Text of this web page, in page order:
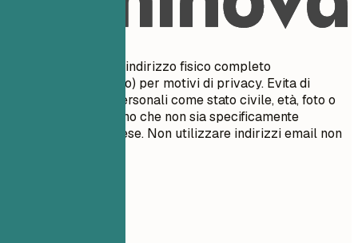
Non includere il tuo indirizzo fisico completo
(numero/nome civico) per motivi di privacy. Evita di
includere dettagli personali come stato civile, età, foto o
codice fiscale, a meno che non sia specificamente
richiesto nel tuo paese. Non utilizzare indirizzi email non